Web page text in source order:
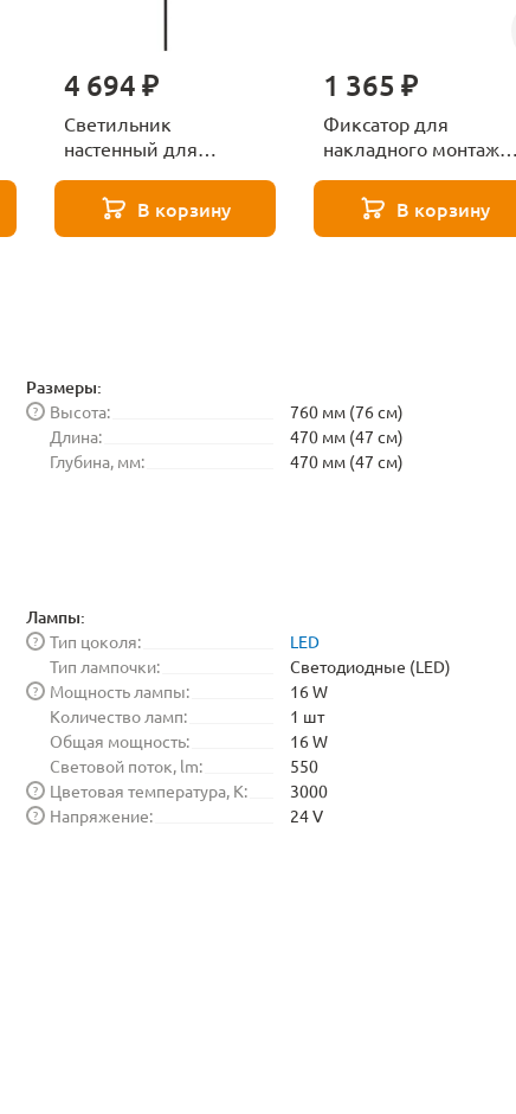
4 694 ₽
Светильник
настенный для
Light FINO 7155/150
черный
В корзину
1 365 ₽
Фиксатор для
накладного монтажа
7155/1F черный
В корзину
Размеры:
Высота:
?
760 мм (76 см)
Длина:
470 мм (47 см)
Глубина, мм:
470 мм (47 см)
Лампы:
Тип цоколя:
?
LED
Тип лампочки:
Светодиодные (LED)
Мощность лампы:
?
16 W
Количество ламп:
1 шт
Общая мощность:
16 W
Световой поток, lm:
550
Цветовая температура, K:
?
3000
Напряжение:
? 24 V